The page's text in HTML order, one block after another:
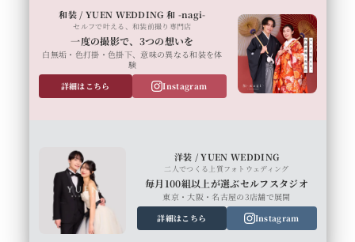
和装 / YUEN WEDDING 和 -nagi-
セルフで叶える、和装前撮り専門店
一度の撮影で、3つの想いを
白無垢・色打掛・色掛下、意味の異なる和装を体
験
詳細はこちら
Instagram
洋装 / YUEN WEDDING
二人でつくる上質フォトウェディング
毎月100組以上が選ぶセルフスタジオ
東京・大阪・名古屋の3店舗で展開
詳細はこちら
Instagram